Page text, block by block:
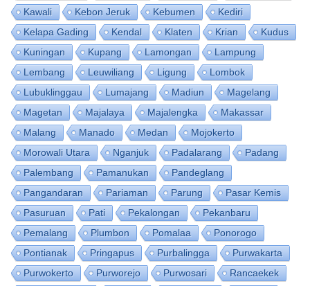
Kawali
Kebon Jeruk Kebumen
Kediri
Kelapa Gading
Kendal Klaten Krian
Kudus
Kuningan
Kupang Lamongan
Lampung
Lembang
Leuwiliang Ligung
Lombok
Lubuklinggau
Lumajang Madiun
Magelang
Magetan
Majalaya Majalengka
Makassar
Malang
Manado Medan
Mojokerto
Morowali Utara
Nganjuk Padalarang
Padang
Palembang
Pamanukan
Pandeglang
Pangandaran
Pariaman Parung
Pasar Kemis
Pasuruan
Pati Pekalongan
Pekanbaru
Pemalang
Plumbon Pomalaa
Ponorogo
Pontianak
Pringapus Purbalingga
Purwakarta
Purwokerto
Purworejo Purwosari
Rancaekek